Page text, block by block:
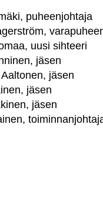
puheenjohtaja
uusi sihteeri
jäsen
jäsen
jäsen
jäsen